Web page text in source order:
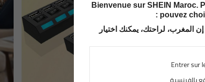
Bienvenue sur SHEIN Maroc.
pouvez
Entrer sur